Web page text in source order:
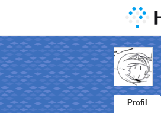
Profil